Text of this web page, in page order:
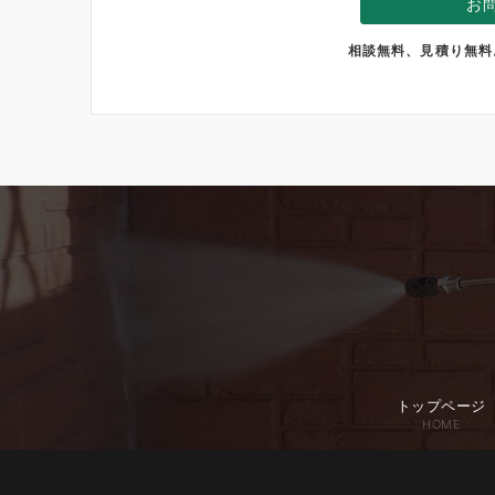
相談無料、見積り無
トップページ
HOME